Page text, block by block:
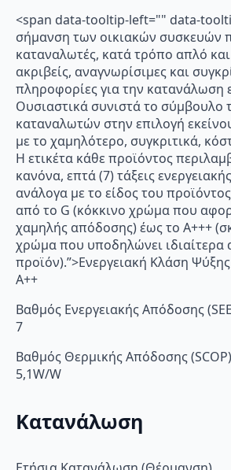
<span data-tooltip-left="" data-
σήμανση των οικιακών συσκευών
καταναλωτές, κατά τρόπο απλό
ακριβείς, αναγνωρίσιμες και
πληροφορίες για την κατανάλωση
Ουσιαστικά συνιστά το σύμβουλο
καταναλωτών στην επιλογή
με το χαμηλότερο, συγκριτικά,
Η ετικέτα κάθε προϊόντος
κανόνα, επτά (7) τάξεις
ανάλογα με το είδος του
από το G (κόκκινο χρώμα που
χαμηλής απόδοσης) έως το Α+++
χρώμα που υποδηλώνει ιδιαίτερα
προϊόν).”>Ενεργειακή Κλάση Ψύξης
A++
Βαθμός Ενεργειακής Απόδοσης
7
Βαθμός Θερμικής Απόδοσης (SCOP)
5,1W/W
Κατανάλωση